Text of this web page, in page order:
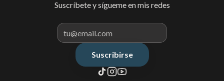
Suscríbete y sígueme en mis redes
Correo electrónico para
Suscribirse